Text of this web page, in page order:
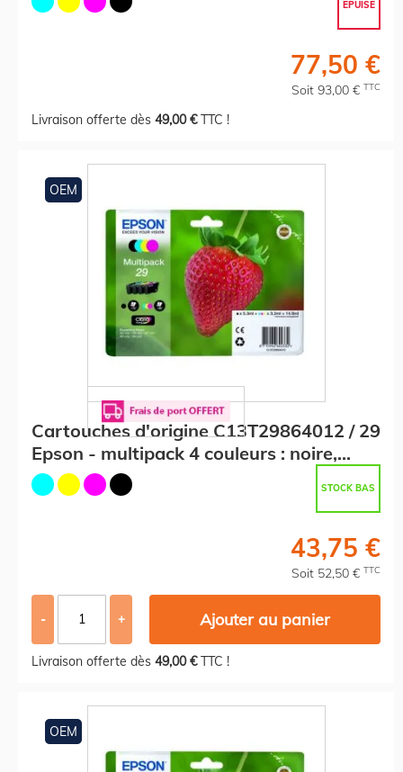
EPUISÉ
77,50 €
Soit 93,00 € TTC
Livraison offerte dès 49,00 €TTC !
OEM
Cartouches d'origine C13T29864012 / 29
Epson - multipack 4 couleurs : noire,
cyan, magenta, jaune
STOCK BAS
43,75 €
Soit 52,50 € TTC
- + Ajouter au panier
Livraison offerte dès 49,00 €TTC !
OEM